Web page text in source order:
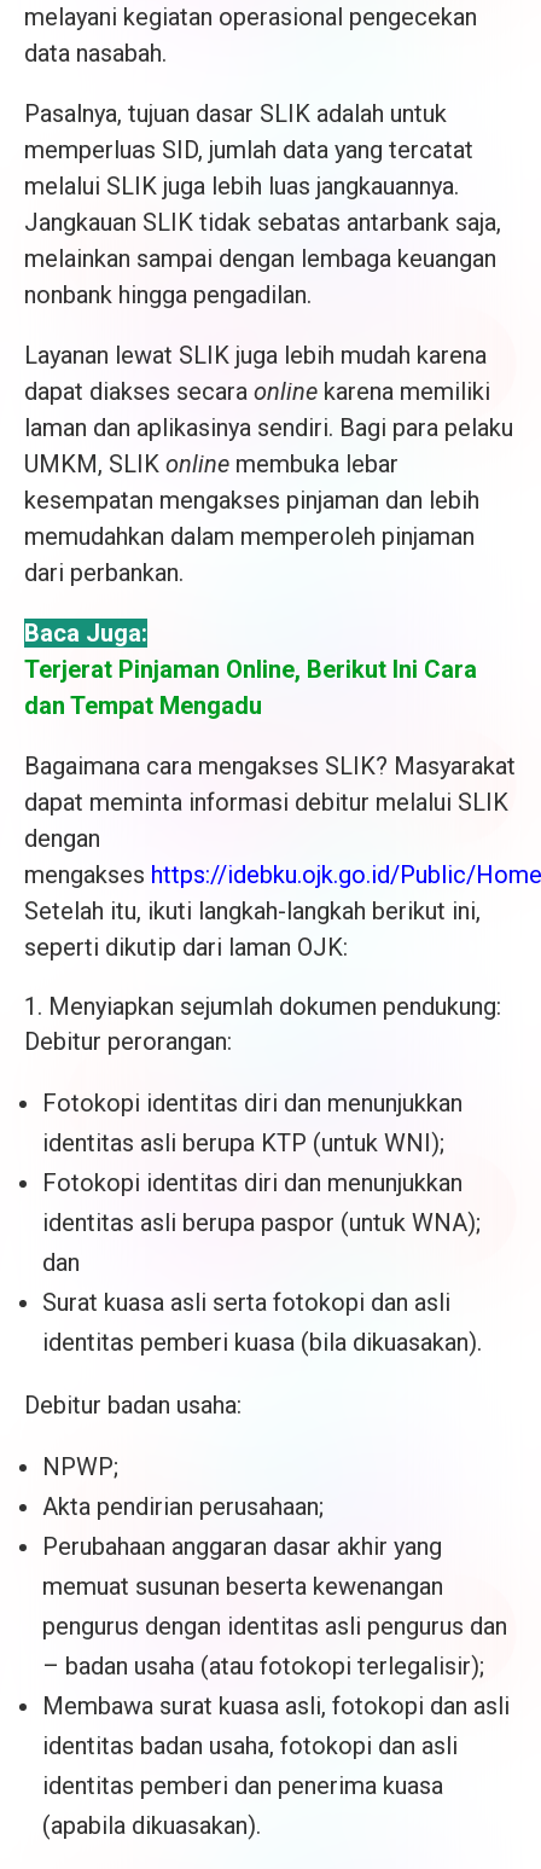
melayani kegiatan operasional pengecekan
data nasabah.
Pasalnya, tujuan dasar SLIK adalah untuk
memperluas SID, jumlah data yang tercatat
melalui SLIK juga lebih luas jangkauannya.
Jangkauan SLIK tidak sebatas antarbank saja,
melainkan sampai dengan lembaga keuangan
nonbank hingga pengadilan.
Layanan lewat SLIK juga lebih mudah karena
dapat diakses secara online karena memiliki
laman dan aplikasinya sendiri. Bagi para pelaku
UMKM, SLIK online membuka lebar
kesempatan mengakses pinjaman dan lebih
memudahkan dalam memperoleh pinjaman
dari perbankan.
Baca Juga:
Terjerat Pinjaman Online, Berikut Ini Cara
dan Tempat Mengadu
Bagaimana cara mengakses SLIK? Masyarakat
dapat meminta informasi debitur melalui SLIK
dengan
mengakses https://idebku.ojk.go.id/Public/
Setelah itu, ikuti langkah-langkah berikut ini,
seperti dikutip dari laman OJK:
1. Menyiapkan sejumlah dokumen pendukung:
Debitur perorangan:
Fotokopi identitas diri dan menunjukkan
identitas asli berupa KTP (untuk WNI);
Fotokopi identitas diri dan menunjukkan
identitas asli berupa paspor (untuk WNA);
dan
Surat kuasa asli serta fotokopi dan asli
identitas pemberi kuasa (bila dikuasakan).
Debitur badan usaha:
NPWP;
Akta pendirian perusahaan;
Perubahaan anggaran dasar akhir yang
memuat susunan beserta kewenangan
pengurus dengan identitas asli pengurus dan
– badan usaha (atau fotokopi terlegalisir);
Membawa surat kuasa asli, fotokopi dan asli
identitas badan usaha, fotokopi dan asli
identitas pemberi dan penerima kuasa
(apabila dikuasakan).